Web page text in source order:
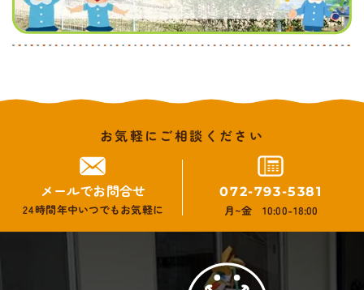
お気軽にご相談ください
メールでお問合せ
24時間年中いつでもお気軽に
072-793-5381
月~金 10:00-18:00